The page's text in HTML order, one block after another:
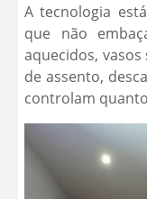
A tecnologia
que não
aquecidos,
de assento,
controlam